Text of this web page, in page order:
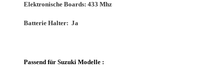
Elektronische Boards: 433 Mhz
Batterie Halter: Ja
Passend für Suzuki Modelle :